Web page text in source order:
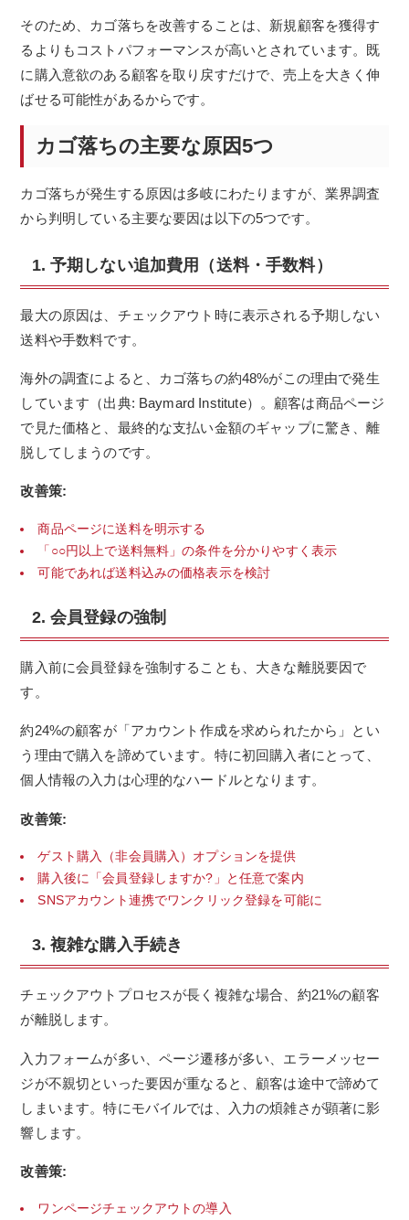
そのため、カゴ落ちを改善することは、新規顧客を獲得す
るよりもコストパフォーマンスが高いとされています。既
に購入意欲のある顧客を取り戻すだけで、売上を大きく伸
ばせる可能性があるからです。
カゴ落ちの主要な原因5つ
カゴ落ちが発生する原因は多岐にわたりますが、業界調査
から判明している主要な要因は以下の5つです。
1. 予期しない追加費用（送料・手数料）
最大の原因は、チェックアウト時に表示される予期しない
送料や手数料です。
海外の調査によると、カゴ落ちの約48%がこの理由で発生
しています（出典: Baymard Institute）。顧客は商品ページ
で見た価格と、最終的な支払い金額のギャップに驚き、離
脱してしまうのです。
改善策:
商品ページに送料を明示する
「○○円以上で送料無料」の条件を分かりやすく表示
可能であれば送料込みの価格表示を検討
2. 会員登録の強制
購入前に会員登録を強制することも、大きな離脱要因で
す。
約24%の顧客が「アカウント作成を求められたから」とい
う理由で購入を諦めています。特に初回購入者にとって、
個人情報の入力は心理的なハードルとなります。
改善策:
ゲスト購入（非会員購入）オプションを提供
購入後に「会員登録しますか?」と任意で案内
SNSアカウント連携でワンクリック登録を可能に
3. 複雑な購入手続き
チェックアウトプロセスが長く複雑な場合、約21%の顧客
が離脱します。
入力フォームが多い、ページ遷移が多い、エラーメッセー
ジが不親切といった要因が重なると、顧客は途中で諦めて
しまいます。特にモバイルでは、入力の煩雑さが顕著に影
響します。
改善策:
ワンページチェックアウトの導入